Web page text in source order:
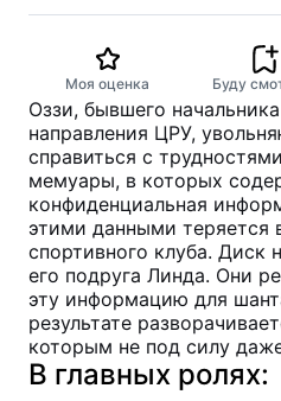
Моя оценка Буду
Оззи, бывшего
направления ЦРУ,
справиться с
мемуары, в которых
конфиденциальная
этими данными теряется
спортивного клуба. Диск
его подруга Линда. Они
эту информацию для
результате
которым не под силу
В главных ролях: